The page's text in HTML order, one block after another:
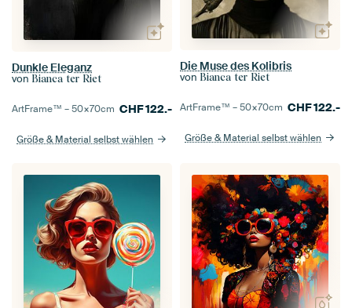
Dunkle Eleganz
von Bianca ter Riet
ArtFrame™ –50×70cm CHF122.-
Größe & Material selbst wählen
Die Muse des Kolibris
von Bianca ter Riet
ArtFrame™ –50×70cm CHF122.-
Größe & Material selbst wählen